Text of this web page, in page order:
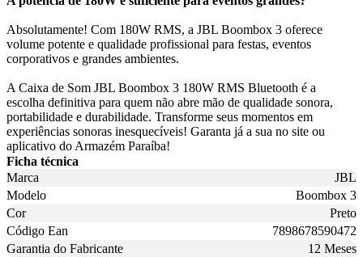
Absolutamente! Com 180W RMS, a JBL Boombox 3 oferece
volume potente e qualidade profissional para festas, eventos
corporativos e grandes ambientes.
A Caixa de Som JBL Boombox 3 180W RMS Bluetooth é a
escolha definitiva para quem não abre mão de qualidade sonora,
portabilidade e durabilidade. Transforme seus momentos em
experiências sonoras inesquecíveis! Garanta já a sua no site ou
aplicativo do Armazém Paraíba!
Ficha técnica
Marca
JBL
Modelo
Boombox 3
Cor
Preto
Código Ean
7898678590472
Garantia do Fabricante
12 Meses